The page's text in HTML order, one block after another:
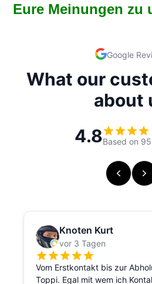
Eure Meinungen zu